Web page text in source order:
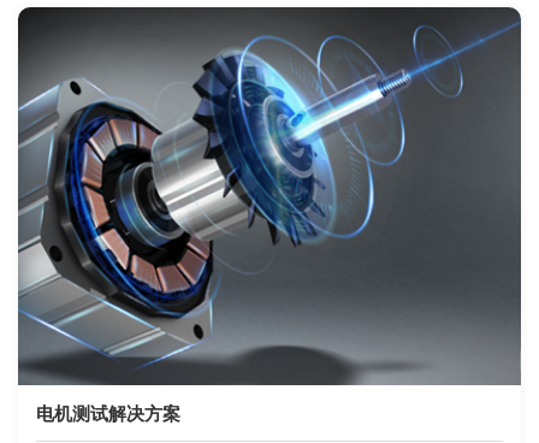
电机测试解决方案